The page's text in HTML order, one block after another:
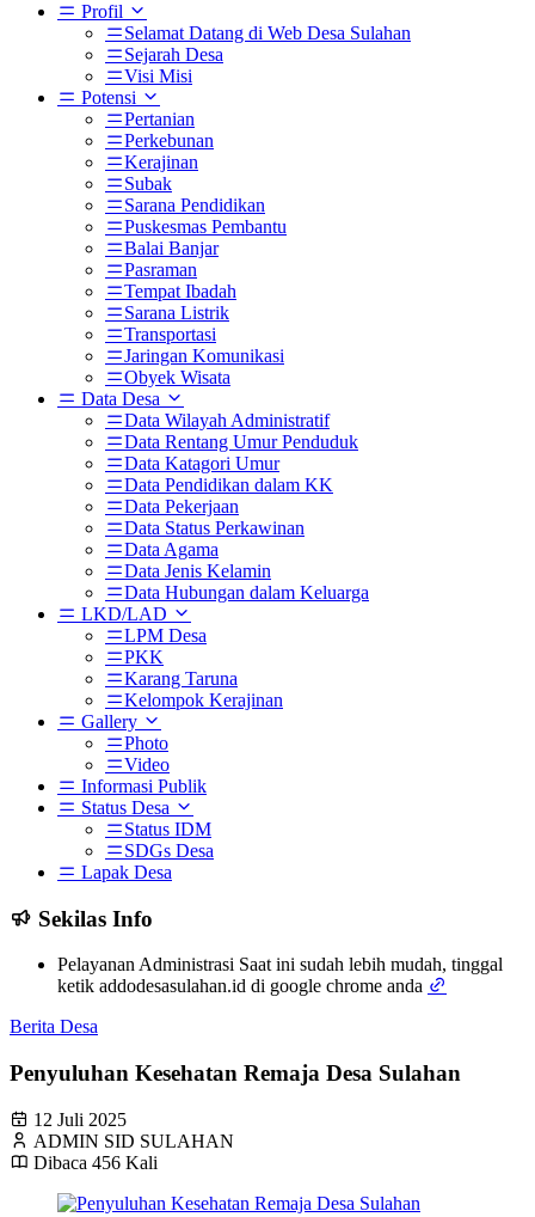
Profil
Selamat Datang di Web Desa Sulahan
Sejarah Desa
Visi Misi
Potensi
Pertanian
Perkebunan
Kerajinan
Subak
Sarana Pendidikan
Puskesmas Pembantu
Balai Banjar
Pasraman
Tempat Ibadah
Sarana Listrik
Transportasi
Jaringan Komunikasi
Obyek Wisata
Data Desa
Data Wilayah Administratif
Data Rentang Umur Penduduk
Data Katagori Umur
Data Pendidikan dalam KK
Data Pekerjaan
Data Status Perkawinan
Data Agama
Data Jenis Kelamin
Data Hubungan dalam Keluarga
LKD/LAD
LPM Desa
PKK
Karang Taruna
Kelompok Kerajinan
Gallery
Photo
Video
Informasi Publik
Status Desa
Status IDM
SDGs Desa
Lapak Desa
Sekilas Info
Pelayanan Administrasi Saat ini sudah lebih mudah, tinggal
ketik addodesasulahan.id di google chrome anda
Berita Desa
Penyuluhan Kesehatan Remaja Desa Sulahan
12 Juli 2025
ADMIN SID SULAHAN
Dibaca 456 Kali